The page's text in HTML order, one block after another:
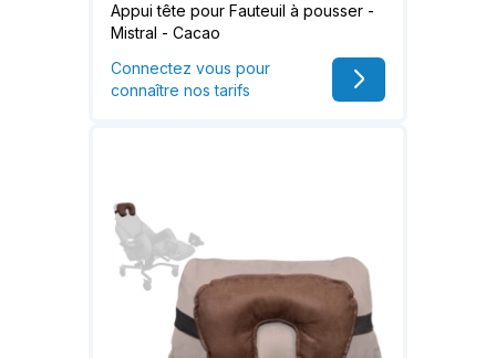
Appui tête pour Fauteuil à pousser -
Mistral - Cacao
Connectez vous pour
connaître nos tarifs